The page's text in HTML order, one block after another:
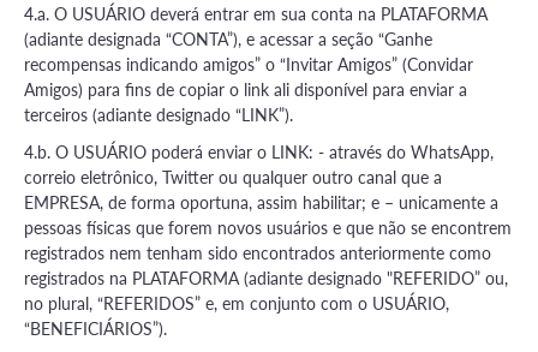
4.a. O USUÁRIO deverá entrar em sua conta na PLATAFORMA
(adiante designada “CONTA”), e acessar a seção “Ganhe
recompensas indicando amigos” o “Invitar Amigos” (Convidar
Amigos) para fins de copiar o link ali disponível para enviar a
terceiros (adiante designado “LINK”).
4.b. O USUÁRIO poderá enviar o LINK: - através do WhatsApp,
correio eletrônico, Twitter ou qualquer outro canal que a
EMPRESA, de forma oportuna, assim habilitar; e – unicamente a
pessoas físicas que forem novos usuários e que não se encontrem
registrados nem tenham sido encontrados anteriormente como
registrados na PLATAFORMA (adiante designado "REFERIDO” ou,
no plural, “REFERIDOS” e, em conjunto com o USUÁRIO,
“BENEFICIÁRIOS”).